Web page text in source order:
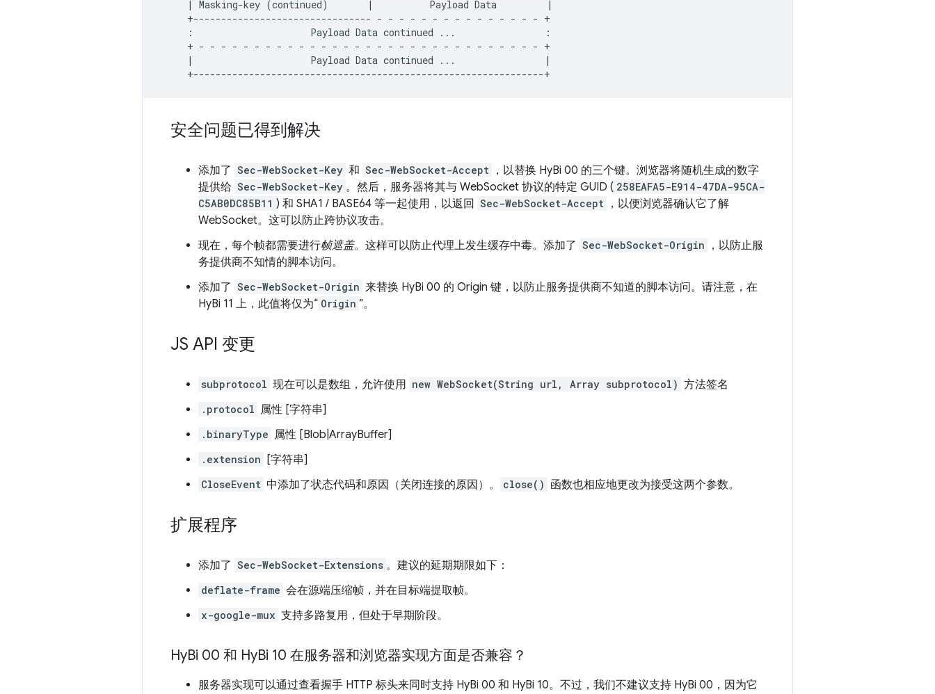
|
Masking-key (continued) | Payload Data
|
+-------------------------------- - - - - - - - - - - - - - - -
:
Payload Data continued ...
+ - - - - - - - - - - - - - - - - - - - - - - - - - - - - - - -
|
Payload Data continued ...
|
安全问题已得到解决
添加了 Sec-WebSocket-Key 和 Sec-WebSocket-Accept ，以替换 HyBi 00 的三个键。浏览器将随机生成的数字
提供给 Sec-WebSocket-Key 。然后，服务器将其与 WebSocket 协议的特定 GUID ( 258EAFA5-E914-47DA-95CA-
C5AB0DC85B11 ) 和 SHA1 / BASE64 等一起使用，以返回 Sec-WebSocket-Accept ，以便浏览器确认它了解
WebSocket。这可以防止跨协议攻击。
现在，每个帧都需要进行帧遮盖。这样可以防止代理上发生缓存中毒。添加了 Sec-WebSocket-Origin
，以防止服
务提供商不知情的脚本访问。
添加了 Sec-WebSocket-Origin 来替换 HyBi 00 的 Origin 键，以防止服务提供商不知道的脚本访问。请注意，在
HyBi 11 上，此值将仅为“ Origin ”。
JS API 变更
subprotocol 现在可以是数组，允许使用 new WebSocket(String url, Array subprotocol) 方法签名
.protocol 属性 [字符串]
.binaryType 属性 [Blob|ArrayBuffer]
.extension [字符串]
CloseEvent 中添加了状态代码和原因（关闭连接的原因）。 close() 函数也相应地更改为接受这两个参数。
扩展程序
添加了 Sec-WebSocket-Extensions 。建议的延期期限如下：
deflate-frame 会在源端压缩帧，并在目标端提取帧。
x-google-mux 支持多路复用，但处于早期阶段。
HyBi 00 和 HyBi 10 在服务器和浏览器实现方面是否兼容？
服务器实现可以通过查看握手 HTTP 标头来同时支持 HyBi 00 和 HyBi 10。不过，我们不建议支持 HyBi 00，因为它